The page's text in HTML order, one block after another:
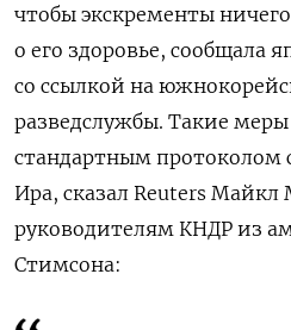
чтобы экскременты
о его здоровье, сообщала
со ссылкой на
разведслужбы. Такие
стандартным протоколом
Ира, сказал Reuters Майкл
руководителям КНДР из
Стимсона: